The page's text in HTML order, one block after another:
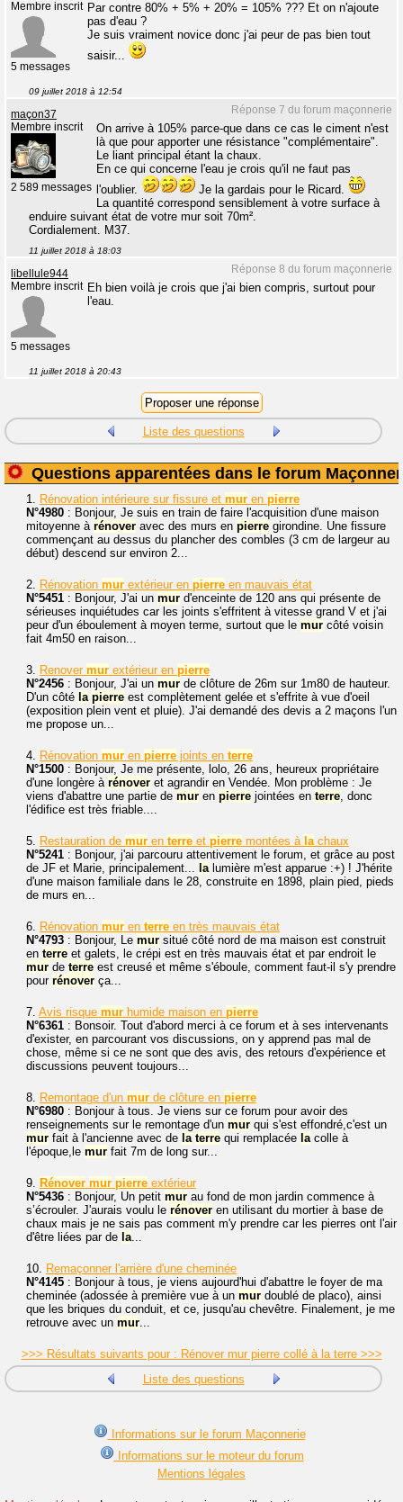
Membre inscrit
5 messages
Par contre 80% + 5% + 20% = 105% ??? Et on n'ajoute
pas d'eau ?
Je suis vraiment novice donc j'ai peur de pas bien tout
saisir...
09 juillet 2018 à 12:54
Réponse 7 du forum maçonnerie
maçon37
Membre inscrit
2 589 messages
On arrive à 105% parce-que dans ce cas le ciment n'est
là que pour apporter une résistance "complémentaire".
Le liant principal étant la chaux.
En ce qui concerne l'eau je crois qu'il ne faut pas
l'oublier.
Je la gardais pour le Ricard.
La quantité correspond sensiblement à votre surface à
enduire suivant état de votre mur soit 70m².
Cordialement. M37.
11 juillet 2018 à 18:03
Réponse 8 du forum maçonnerie
libellule944
Membre inscrit
5 messages
Eh bien voilà je crois que j'ai bien compris, surtout pour
l'eau.
11 juillet 2018 à 20:43
Liste des questions
Questions apparentées dans le forum
1. Rénovation intérieure sur fissure et mur en pierre
N°4980 : Bonjour, Je suis en train de faire l'acquisition d'une maison
mitoyenne à rénover avec des murs en pierre girondine. Une fissure
commençant au dessus du plancher des combles (3 cm de largeur au
début) descend sur environ 2...
2. Rénovation mur extérieur en pierre en mauvais état
N°5451 : Bonjour, J'ai un mur d'enceinte de 120 ans qui présente de
sérieuses inquiétudes car les joints s'effritent à vitesse grand V et j'ai
peur d'un éboulement à moyen terme, surtout que le mur côté voisin
fait 4m50 en raison...
3. Renover mur extérieur en pierre
N°2456 : Bonjour, J'ai un mur de clôture de 26m sur 1m80 de hauteur.
D'un côté la pierre est complètement gelée et s'effrite à vue d'oeil
(exposition plein vent et pluie). J'ai demandé des devis a 2 maçons l'un
me propose un...
4. Rénovation mur en pierre joints en terre
N°1500 : Bonjour, Je me présente, lolo, 26 ans, heureux propriétaire
d'une longère à rénover et agrandir en Vendée. Mon problème : Je
viens d'abattre une partie de mur en pierre jointées en terre, donc
l'édifice est très friable....
5. Restauration de mur en terre et pierre montées à lachaux
N°5241 : Bonjour, j'ai parcouru attentivement le forum, et grâce au post
de JF et Marie, principalement... lalumière m'est apparue :+) ! J'hérite
d'une maison familiale dans le 28, construite en 1898, plain pied, pieds
de murs en...
6. Rénovation mur en terre en très mauvais état
N°4793 : Bonjour, Le mur situé côté nord de ma maison est construit
en terre et galets, le crépi est en très mauvais état et par endroit le
mur de terre est creusé et même s'éboule, comment faut-il s'y prendre
pour rénover ça...
7. Avis risque mur humide maison en pierre
N°6361 : Bonsoir. Tout d'abord merci à ce forum et à ses intervenants
d'exister, en parcourant vos discussions, on y apprend pas mal de
chose, même si ce ne sont que des avis, des retours d'expérience et
discussions peuvent toujours...
8. Remontage d'un mur de clôture en pierre
N°6980 : Bonjour à tous. Je viens sur ce forum pour avoir des
renseignements sur le remontage d'un mur qui s'est effondré,c'est un
mur fait à l'ancienne avec de la terre qui remplacée lacolle à
l'époque,le mur fait 7m de long sur...
9. Rénover mur pierre extérieur
N°5436 : Bonjour, Un petit mur au fond de mon jardin commence à
s’écrouler. J'aurais voulu le rénover en utilisant du mortier à base de
chaux mais je ne sais pas comment m'y prendre car les pierres ont l'air
d'être liées par de la...
10. Remaçonner l'arrière d'une cheminée
N°4145 : Bonjour à tous, je viens aujourd'hui d'abattre le foyer de ma
cheminée (adossée à première vue à un mur doublé de placo), ainsi
que les briques du conduit, et ce, jusqu'au chevêtre. Finalement, je me
retrouve avec un mur...
>>> Résultats suivants pour : Rénover mur pierre collé à la terre >>>
Liste des questions
Informations sur le forum Maçonnerie
Informations sur le moteur du forum
Mentions légales